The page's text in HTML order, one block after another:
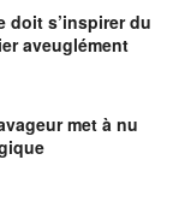
le Dr Abu-
réside dans
ainsi que dans
des
de donner un
doit s’inspirer du
aveuglément
met à nu